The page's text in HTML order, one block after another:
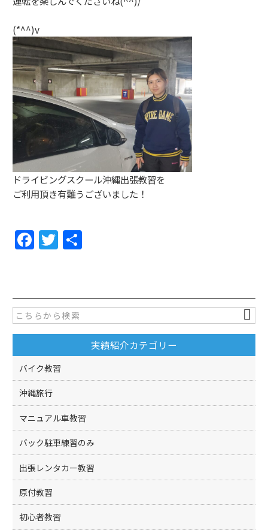
(*^^)v
ドライビングスクール沖縄出張教習を
ご利用頂き有難うございました！
F
a
e
b
o
o
k
T
w
er
実績紹介カテゴリー
バイク教習
沖縄旅行
マニュアル車教習
バック駐車練習のみ
出張レンタカー教習
原付教習
初心者教習